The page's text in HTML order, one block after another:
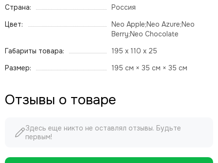
Страна:
Россия
Цвет:
Neo Apple;Neo Azure;Neo
Berry;Neo Chocolate
Габариты товара:
195 x 110 x 25
Размер:
195 см × 35 см × 35 см
Отзывы о товаре
Здесь еще никто не оставлял отзывы. Будьте
первым!